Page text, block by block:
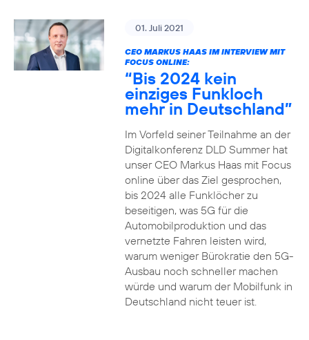
01. Juli 2021
CEO MARKUS HAAS IM INTERVIEW MIT
FOCUS ONLINE:
“Bis 2024 kein
einziges Funkloch
mehr in Deutschland”
Im Vorfeld seiner Teilnahme an der
Digitalkonferenz DLD Summer hat
unser CEO Markus Haas mit Focus
online über das Ziel gesprochen,
bis 2024 alle Funklöcher zu
beseitigen, was 5G für die
Automobilproduktion und das
vernetzte Fahren leisten wird,
warum weniger Bürokratie den 5G-
Ausbau noch schneller machen
würde und warum der Mobilfunk in
Deutschland nicht teuer ist.